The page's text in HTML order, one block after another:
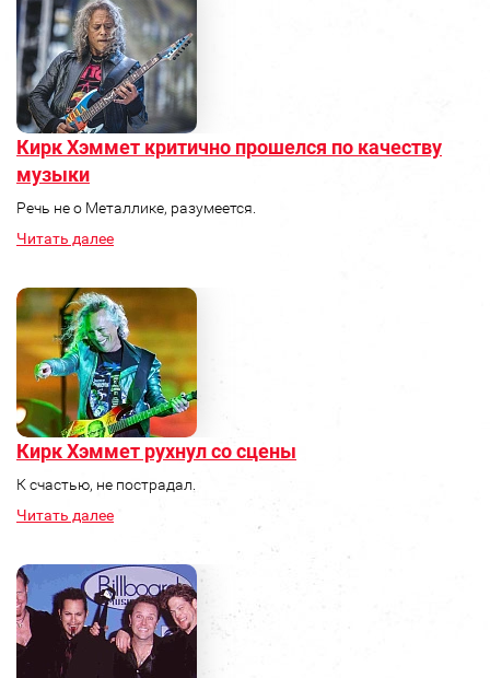
Кирк Хэммет критично прошелся по качеству
музыки
Речь не о Металлике, разумеется.
Читать далее
Кирк Хэммет рухнул со сцены
К счастью, не пострадал.
Читать далее